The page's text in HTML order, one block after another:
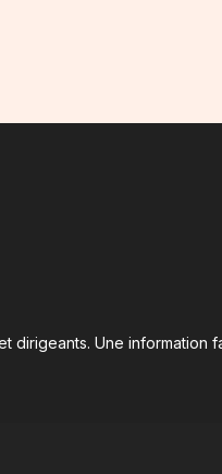
dirigeants. Une information